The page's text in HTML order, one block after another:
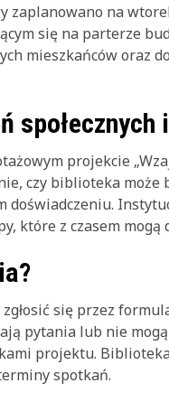
na
się na parterze
mieszkańców oraz
społecznych
projekcie
czy biblioteka
doświadczeniu.
które z czasem mogą
się przez
pytania lub nie
projektu.
spotkań.